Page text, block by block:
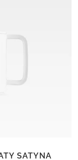
SATYNA